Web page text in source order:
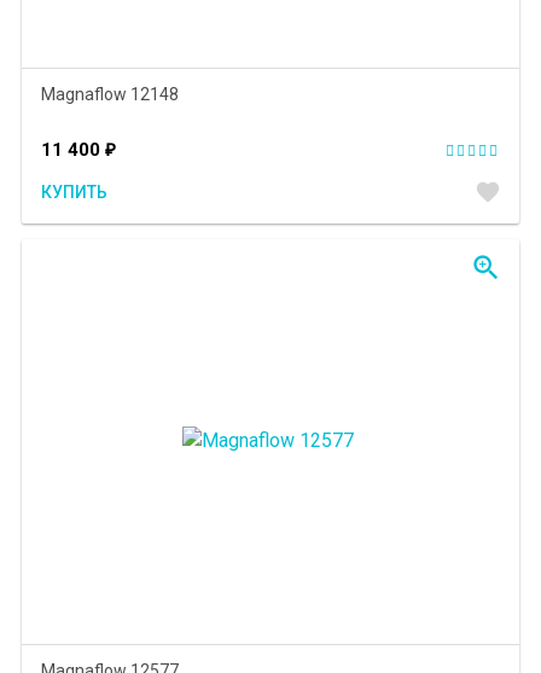
Magnaflow 12148
11 400 ₽
КУПИТЬ favorite
zoom_in